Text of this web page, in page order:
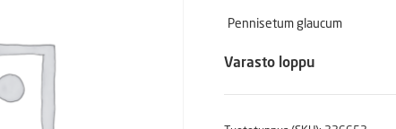
Pennisetum glaucum
Varasto loppu